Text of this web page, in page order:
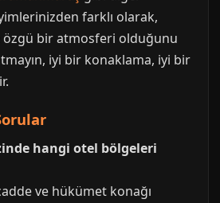
farklı olarak,
özgü bir atmosferi olduğunu
iyi bir konaklama, iyi bir
hangi otel bölgeleri
ve hükümet konağı